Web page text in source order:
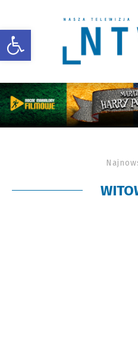
Otwórz pasek narzędzi